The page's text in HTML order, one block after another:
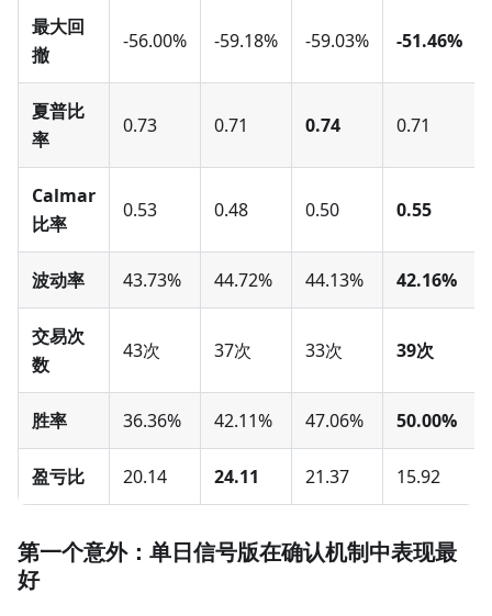
最大回
撤
-56.00% -59.18% -59.03% -51.46%
夏普比
率
0.73 0.71 0.74 0.71
Calmar
比率
0.53 0.48 0.50 0.55
波动率 43.73% 44.72% 44.13% 42.16%
交易次
数
43次 37次 33次 39次
胜率 36.36% 42.11% 47.06% 50.00%
盈亏比 20.14 24.11 21.37 15.92
第一个意外：单日信号版在确认机制中表现最
好